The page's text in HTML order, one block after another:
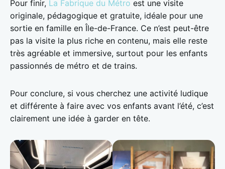
Pour finir, La Fabrique du Métro est une visite
originale, pédagogique et gratuite, idéale pour une
sortie en famille en Île-de-France. Ce n’est peut-être
pas la visite la plus riche en contenu, mais elle reste
très agréable et immersive, surtout pour les enfants
passionnés de métro et de trains.
Pour conclure, si vous cherchez une activité ludique
et différente à faire avec vos enfants avant l’été, c’est
clairement une idée à garder en tête.